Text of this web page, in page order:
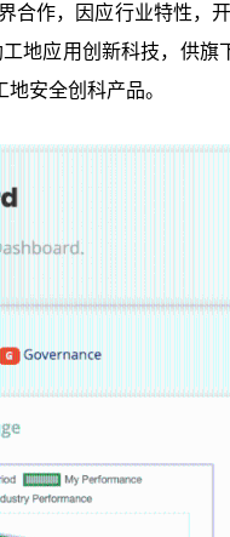
合作，因应行业特性，
地应用创新科技，供
安全创科产品。